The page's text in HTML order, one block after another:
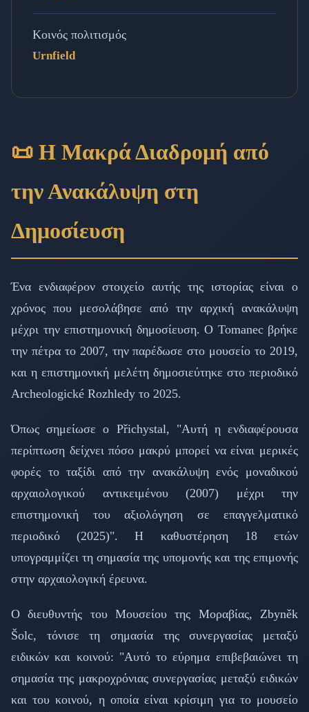
Κοινός πολιτισμός
Urnfield
📜 Η Μακρά Διαδρομή από
την Ανακάλυψη στη
Δημοσίευση
Ένα ενδιαφέρον στοιχείο αυτής της ιστορίας είναι ο
χρόνος που μεσολάβησε από την αρχική ανακάλυψη
μέχρι την επιστημονική δημοσίευση. Ο Tomanec βρήκε
την πέτρα το 2007, την παρέδωσε στο μουσείο το 2019,
και η επιστημονική μελέτη δημοσιεύτηκε στο περιοδικό
Archeologické Rozhledy το 2025.
Όπως σημείωσε ο Přichystal, "Αυτή η ενδιαφέρουσα
περίπτωση δείχνει πόσο μακρύ μπορεί να είναι μερικές
φορές το ταξίδι από την ανακάλυψη ενός μοναδικού
αρχαιολογικού αντικειμένου (2007) μέχρι την
επιστημονική του αξιολόγηση σε επαγγελματικό
περιοδικό (2025)". Η καθυστέρηση 18 ετών
υπογραμμίζει τη σημασία της υπομονής και της επιμονής
στην αρχαιολογική έρευνα.
Ο διευθυντής του Μουσείου της Μοραβίας, Zbyněk
Šolc, τόνισε τη σημασία της συνεργασίας μεταξύ
ειδικών και κοινού: "Αυτό το εύρημα επιβεβαιώνει τη
σημασία της μακροχρόνιας συνεργασίας μεταξύ ειδικών
και του κοινού, η οποία είναι κρίσιμη για το μουσείο